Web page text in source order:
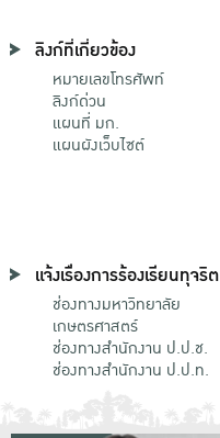
ลิงก์ที่เกี่ยวข้อง
หมายเลขโทรศัพท์
ลิงก์ด่วน
แผนที่ มก.
แผนผังเว็บไซต์
แจ้งเรื่องการร้องเรียนทุจริต
ช่องทางมหาวิทยาลัย
เกษตรศาสตร์
ช่องทางสำนักงาน ป.ป.ช.
ช่องทางสำนักงาน ป.ป.ท.